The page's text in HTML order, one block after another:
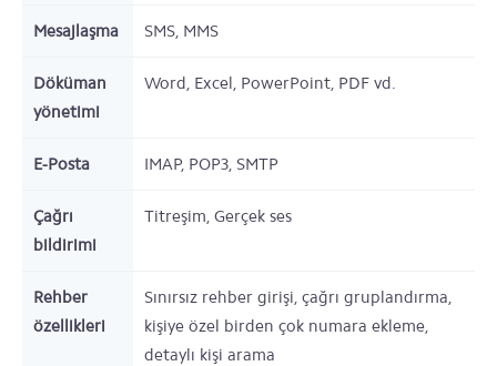
Mesajlaşma SMS, MMS
Döküman
yönetimi
Word, Excel, PowerPoint, PDF vd.
E-Posta IMAP, POP3, SMTP
Çağrı
bildirimi
Titreşim, Gerçek ses
Rehber
özellikleri
Sınırsız rehber girişi, çağrı gruplandırma,
kişiye özel birden çok numara ekleme,
detaylı kişi arama